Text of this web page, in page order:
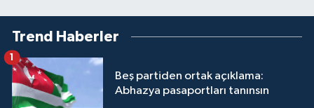
Trend Haberler
Beş partiden ortak açıklama:
Abhazya pasaportları tanınsın
1